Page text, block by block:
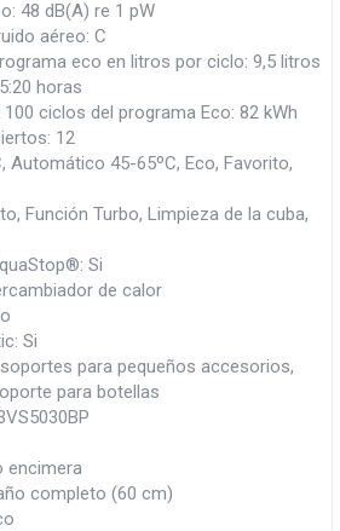
48 dB(A) re 1 pW
aéreo: C
eco en litros por ciclo: 9,5 litros
horas
ciclos del programa Eco: 82 kWh
12
Automático 45-65ºC, Eco, Favorito,
Función Turbo, Limpieza de la cuba,
Si
de calor
Si
para pequeños accesorios,
para botellas
encimera
completo (60 cm)